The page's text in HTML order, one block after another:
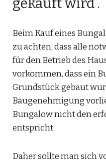
Beim Kauf eines
zu achten, dass alle
für den Betrieb des
vorkommen, dass ein
Grundstück gebaut
Baugenehmigung
Bungalow nicht den
entspricht.
Daher sollte man sich